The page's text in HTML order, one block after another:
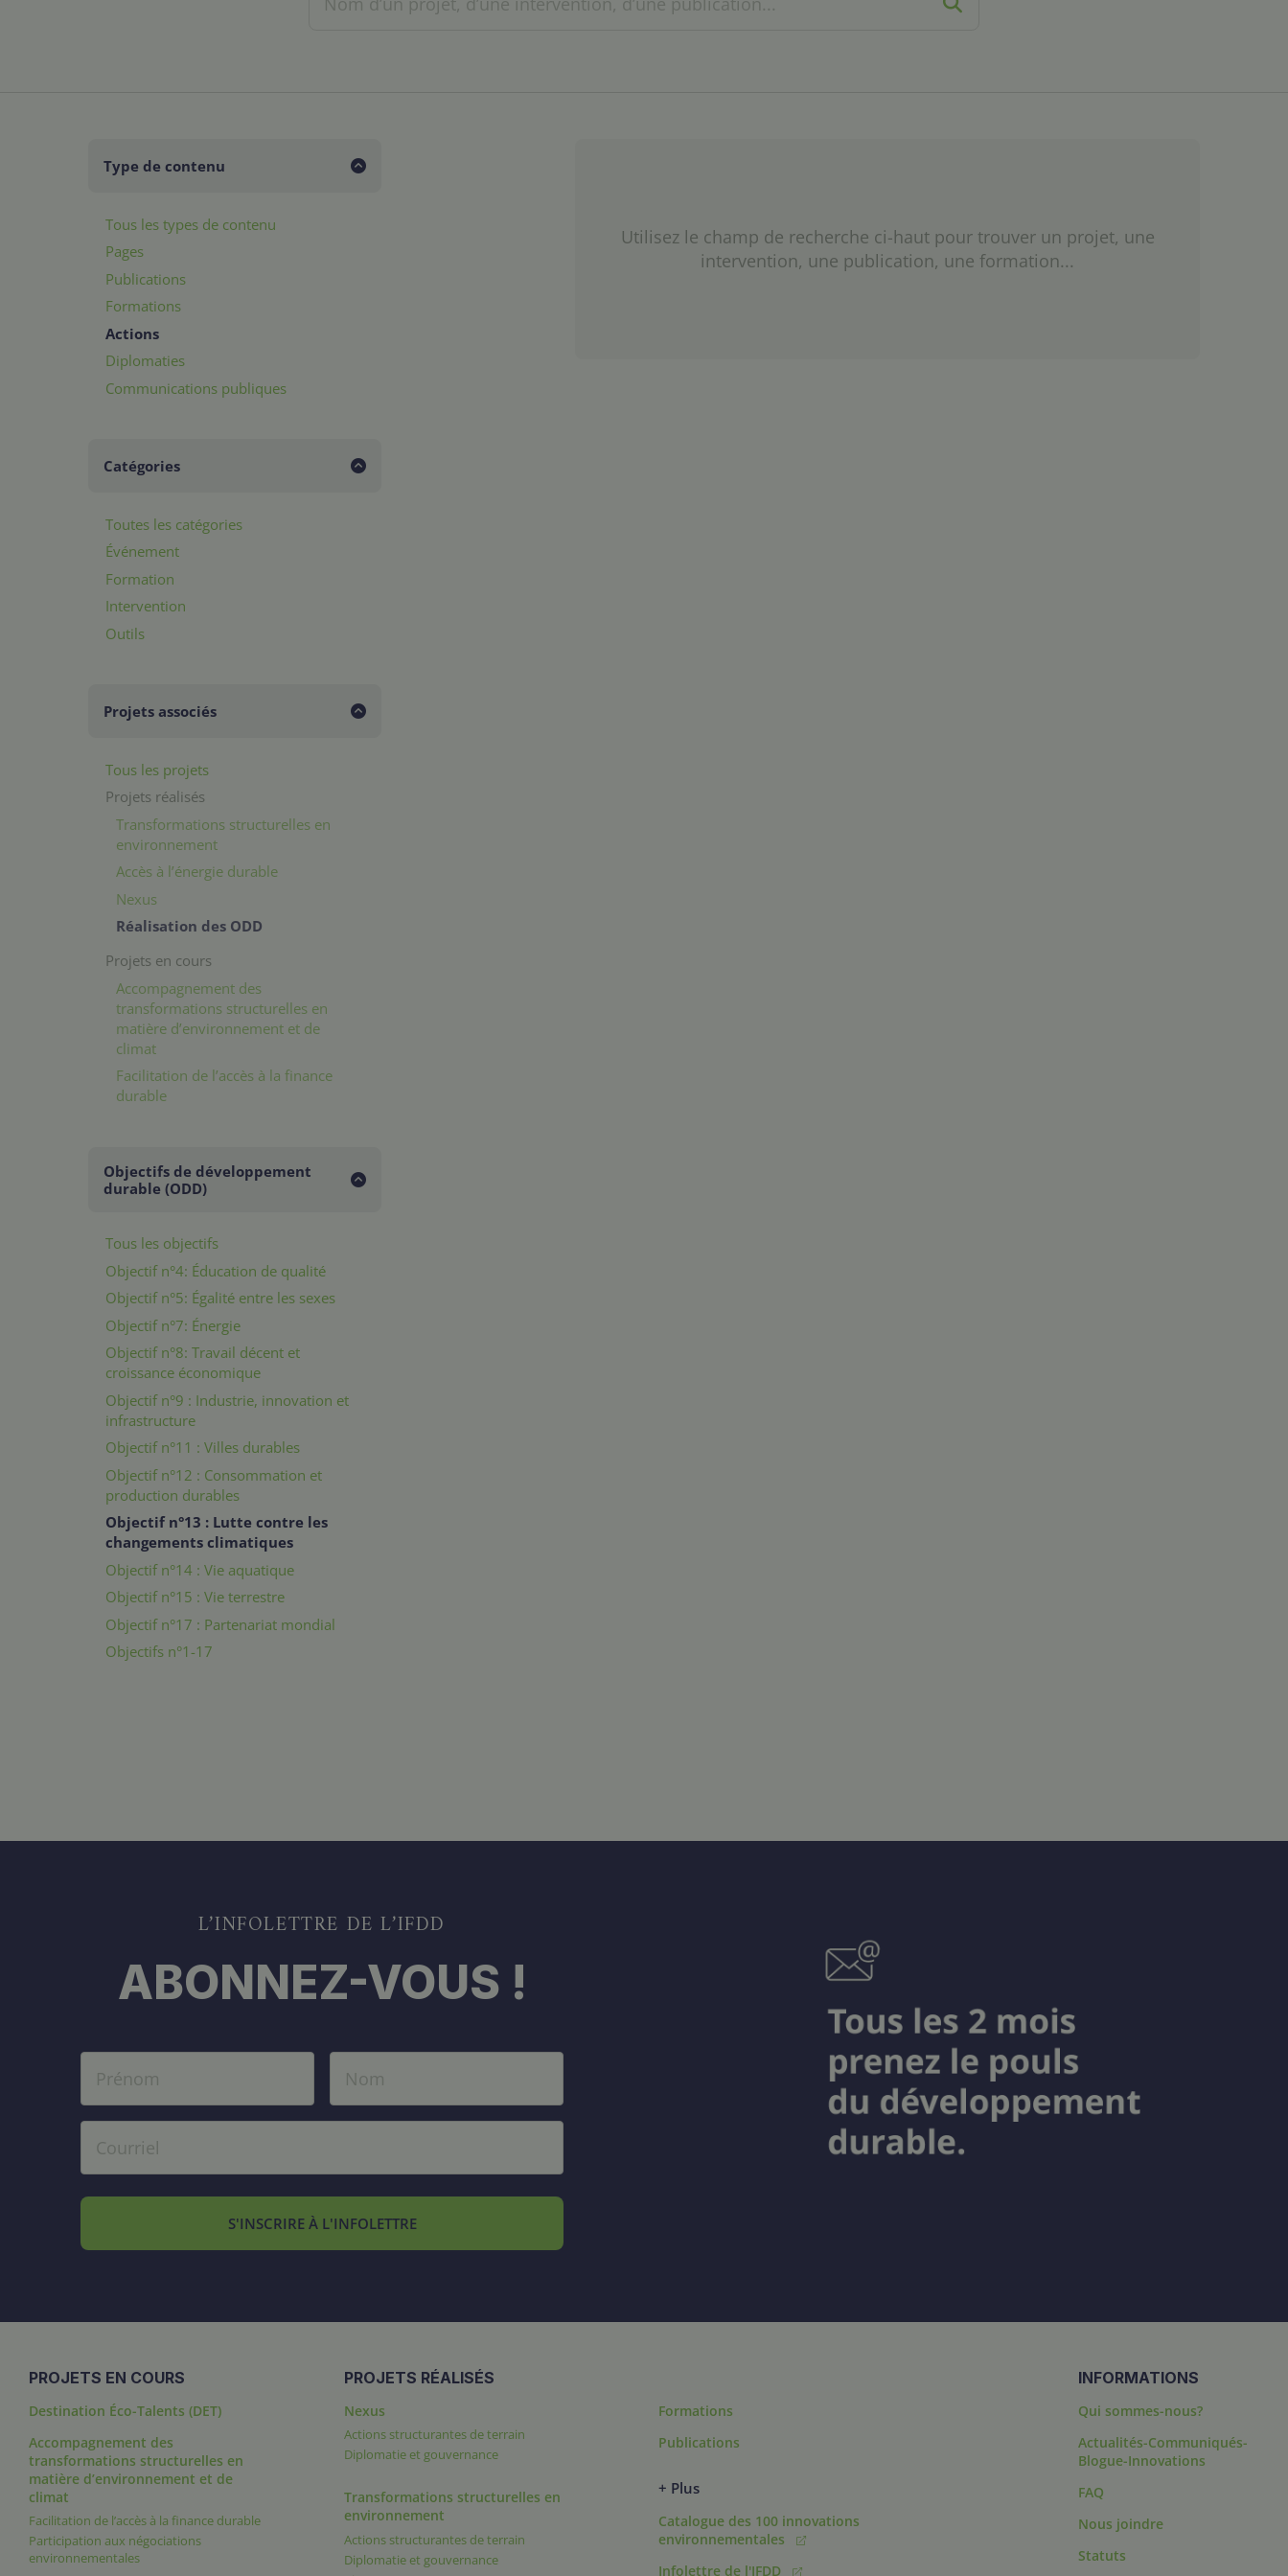
Type de contenu
Tous les types de contenu
Pages
Publications
Formations
Actions
Diplomaties
Communications publiques
Catégories
Toutes les catégories
Événement
Formation
Intervention
Outils
Projets associés
Tous les projets
Projets réalisés
Transformations structurelles en
environnement
Accès à l’énergie durable
Nexus
Réalisation des ODD
Projets en cours
Accompagnement des
transformations structurelles en
matière d’environnement et de
climat
Facilitation de l’accès à la finance
durable
Objectifs de développement
durable (ODD)
Tous les objectifs
Objectif n°4: Éducation de qualité
Objectif n°5: Égalité entre les sexes
Objectif n°7: Énergie
Objectif n°8: Travail décent et
croissance économique
Objectif n°9 : Industrie, innovation et
infrastructure
Objectif n°11 : Villes durables
Objectif n°12 : Consommation et
production durables
Objectif n°13 : Lutte contre les
changements climatiques
Objectif n°14 : Vie aquatique
Objectif n°15 : Vie terrestre
Objectif n°17 : Partenariat mondial
Objectifs n°1-17
Utilisez le champ de recherche ci-haut pour trouver un projet, une
intervention, une publication, une formation...
L’INFOLETTRE DE L’IFDD
ABONNEZ-VOUS !
S'INSCRIRE À L'INFOLETTRE
PROJETS EN COURS
Destination Éco-Talents (DET)
Accompagnement des
transformations structurelles en
matière d’environnement et de
climat
Facilitation de l’accès à la finance durable
Participation aux négociations
environnementales
PROJETS RÉALISÉS
Nexus
Actions structurantes de terrain
Diplomatie et gouvernance
Transformations structurelles en
environnement
Actions structurantes de terrain
Diplomatie et gouvernance
Formations
Publications
+ Plus
Catalogue des 100 innovations
environnementales
Infolettre de l'IFDD
INFORMATIONS
Qui sommes-nous?
Actualités-Communiqués-
Blogue-Innovations
FAQ
Nous joindre
Statuts